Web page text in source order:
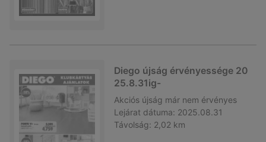
Diego újság érvényessége 20
25.8.31ig-
Akciós újság már nem érvényes
Lejárat dátuma: 2025.08.31
Távolság: 2,02 km